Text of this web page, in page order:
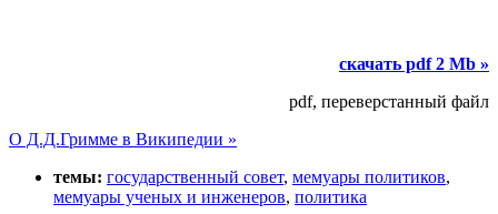
скачать pdf 2 Mb »
pdf, переверстанный файл
О Д.Д.Гримме в Википедии »
темы: государственный совет, мемуары политиков,
мемуары ученых и инженеров, политика